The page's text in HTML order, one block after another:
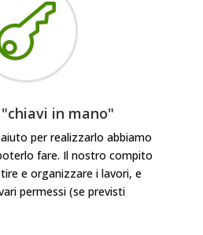
in mano"
per realizzarlo abbiamo
fare. Il nostro compito
e organizzare i lavori, e
permessi (se previsti